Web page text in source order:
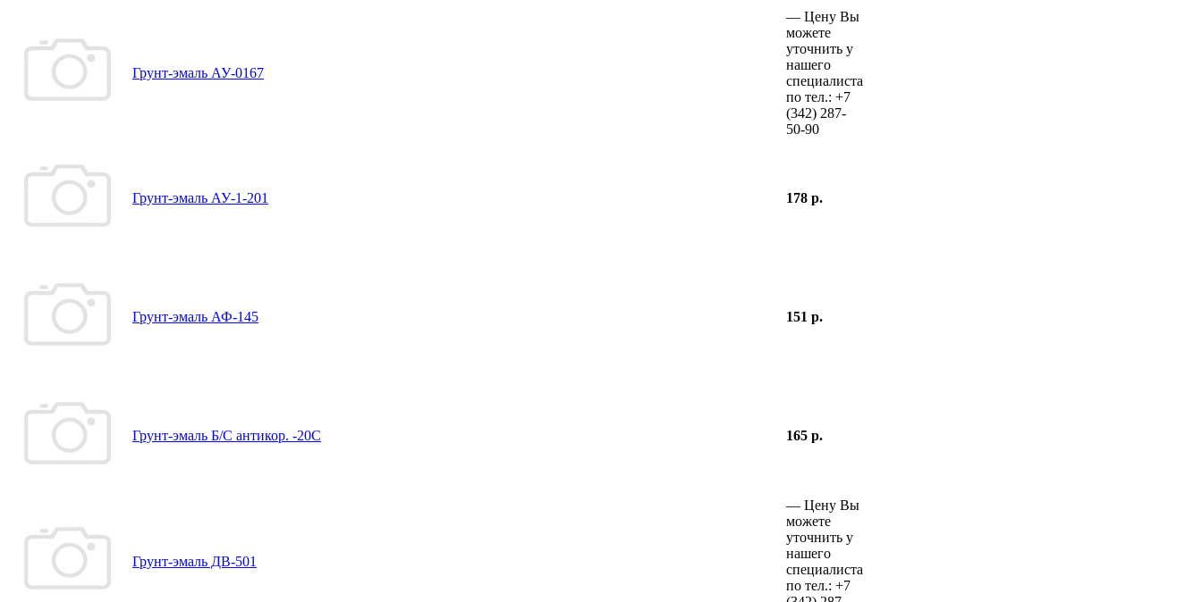
Грунт-эмаль АУ-0167
— Цену Вы
можете
уточнить у
нашего
специалиста
по тел.: +7
(342) 287-
50-90
Грунт-эмаль АУ-1-201 178 р.
Грунт-эмаль АФ-145 151 р.
Грунт-эмаль Б/С антикор. -20С 165 р.
Грунт-эмаль ДВ-501
— Цену Вы
можете
уточнить у
нашего
специалиста
по тел.: +7